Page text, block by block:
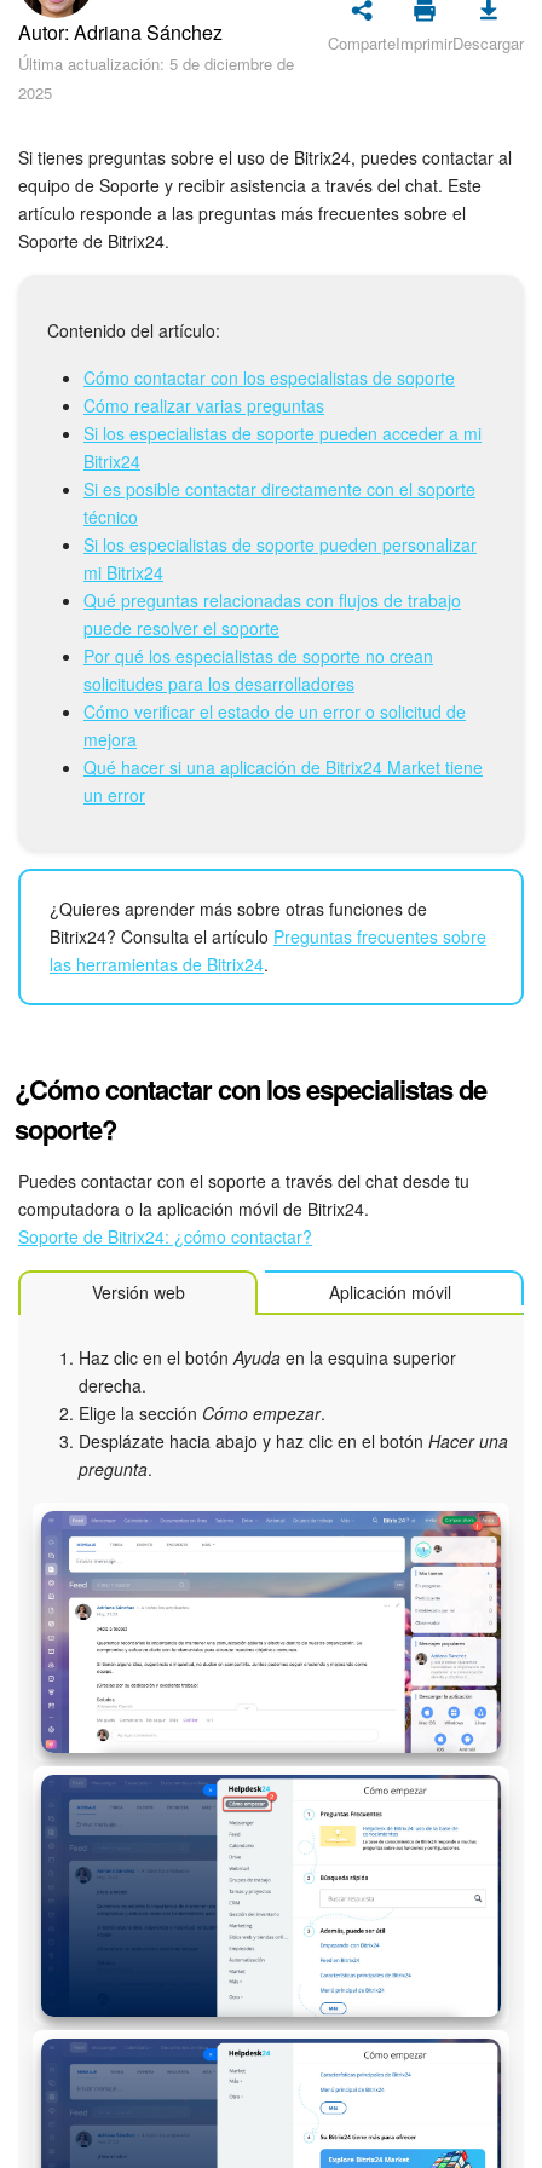
Seguridad
Planes y pagos
Feed
Messenger
Calendario
Bitrix24 Drive
Webmail
Grupos de trabajo
Tareas
Proyectos con IA
CoPilot - IA en Bitrix24
CRM
Contact center
Sales center
BI Builder
Bitrix24 Market
Sitios web
Tienda Online
Tienda CRM
Empleados
Firma electrónica
Firma electrónica para RR. HH.
Automatización
Flujos de trabajo
Marketing
Gestión del inventario
Telefonía
Widget del empleado
Configuraciones de la cuenta
Bitrix24 En Premisa
Bitrix24 Messenger
Autor: Adriana Sánchez
Última actualización: 5 de diciembre de
2025
ComparteImprimirDescargar
Si tienes preguntas sobre el uso de Bitrix24, puedes contactar al
equipo de Soporte y recibir asistencia a través del chat. Este
artículo responde a las preguntas más frecuentes sobre el
Soporte de Bitrix24.
Contenido del artículo:
Cómo contactar con los especialistas de soporte
Cómo realizar varias preguntas
Si los especialistas de soporte pueden acceder a mi
Bitrix24
Si es posible contactar directamente con el soporte
técnico
Si los especialistas de soporte pueden personalizar
mi Bitrix24
Qué preguntas relacionadas con flujos de trabajo
puede resolver el soporte
Por qué los especialistas de soporte no crean
solicitudes para los desarrolladores
Cómo verificar el estado de un error o solicitud de
mejora
Qué hacer si una aplicación de Bitrix24 Market tiene
un error
¿Quieres aprender más sobre otras funciones de
Bitrix24? Consulta el artículo Preguntas frecuentes sobre
las herramientas de Bitrix24.
¿Cómo contactar con los especialistas de
soporte?
Puedes contactar con el soporte a través del chat desde tu
computadora o la aplicación móvil de Bitrix24.
Soporte de Bitrix24: ¿cómo contactar?
Versión web Aplicación móvil
Haz clic en el botón Ayuda en la esquina superior
derecha.
Elige la sección Cómo empezar.
Desplázate hacia abajo y haz clic en el botón Hacer una
pregunta.